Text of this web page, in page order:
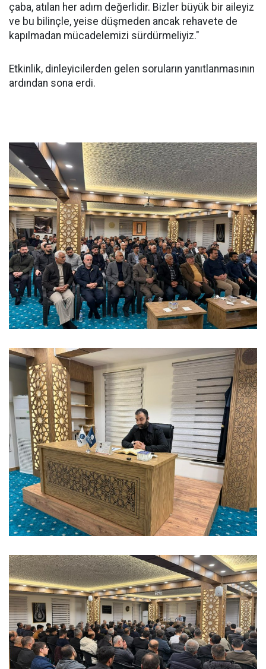
çaba, atılan her adım değerlidir. Bizler büyük bir aileyiz
ve bu bilinçle, yeise düşmeden ancak rehavete de
kapılmadan mücadelemizi sürdürmeliyiz."
Etkinlik, dinleyicilerden gelen soruların yanıtlanmasının
ardından sona erdi.